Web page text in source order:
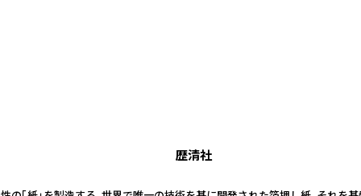
歴清社